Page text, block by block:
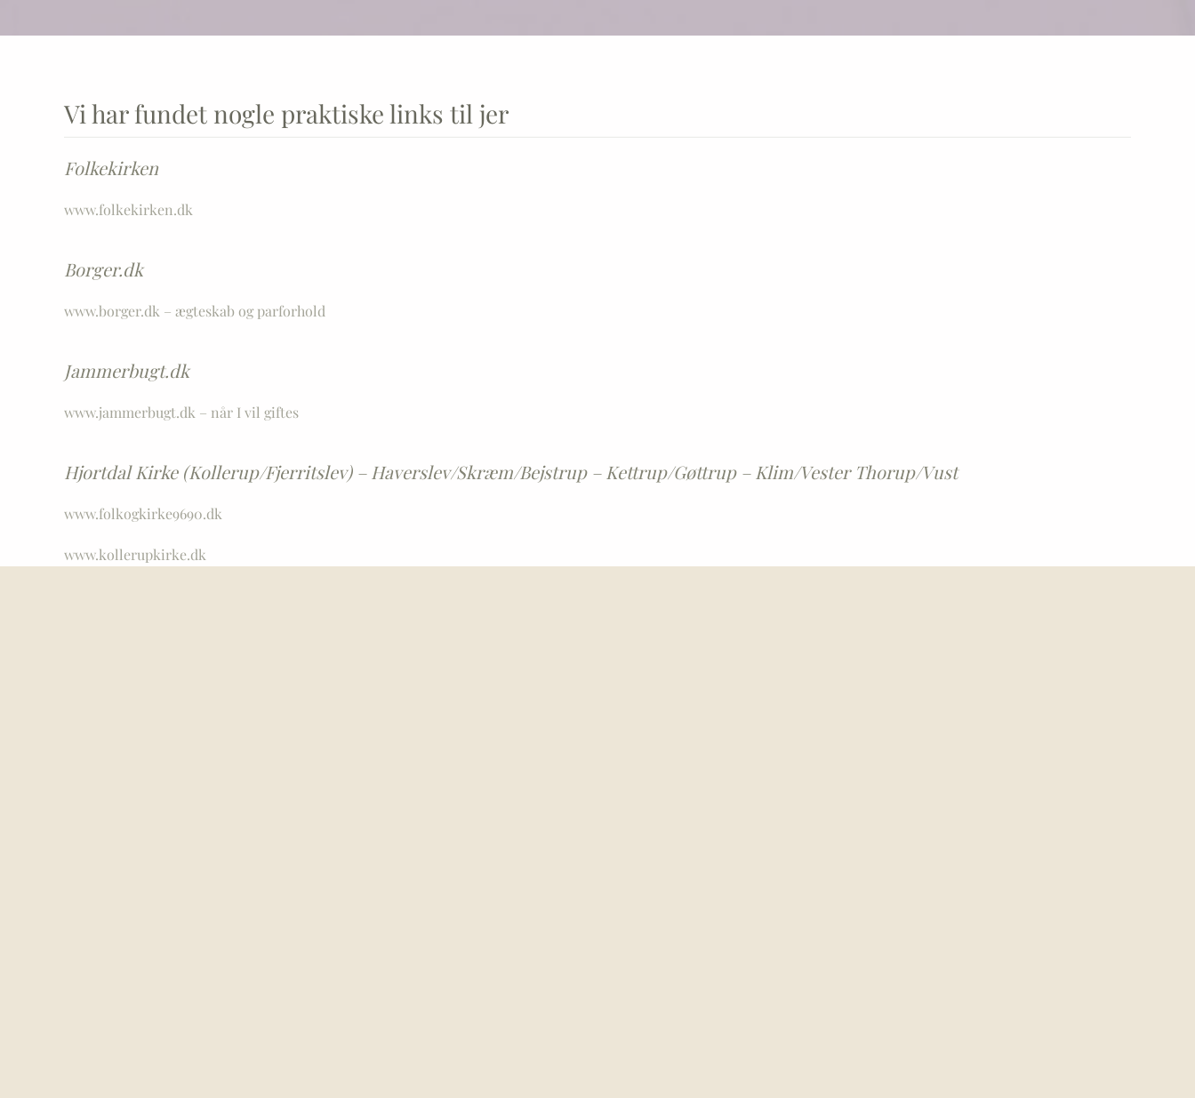
Vi har fundet nogle praktiske links til jer
Folkekirken
www.folkekirken.dk
Borger.dk
www.borger.dk – ægteskab og parforhold
Jammerbugt.dk
www.jammerbugt.dk – når I vil giftes
Hjortdal Kirke (Kollerup/Fjerritslev) – Haverslev/Skræm/Bejstrup – Kettrup/Gøttrup – Klim/Vester Thorup/Vust
www.folkogkirke9690.dk
www.kollerupkirke.dk